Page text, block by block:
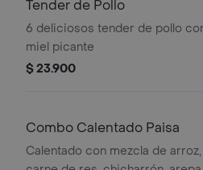
Tender de Pollo
6 deliciosos tender de pollo
miel picante
$ 23.900
Combo Calentado Paisa
Calentado con mezcla de